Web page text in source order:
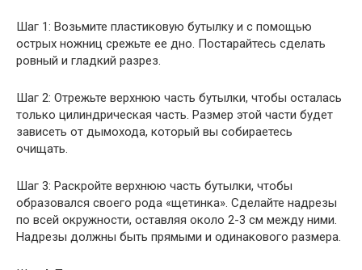
Шаг 1: Возьмите пластиковую бутылку и с помощью
острых ножниц срежьте ее дно. Постарайтесь сделать
ровный и гладкий разрез.
Шаг 2: Отрежьте верхнюю часть бутылки, чтобы осталась
только цилиндрическая часть. Размер этой части будет
зависеть от дымохода, который вы собираетесь
очищать.
Шаг 3: Раскройте верхнюю часть бутылки, чтобы
образовался своего рода «щетинка». Сделайте надрезы
по всей окружности, оставляя около 2-3 см между ними.
Надрезы должны быть прямыми и одинакового размера.